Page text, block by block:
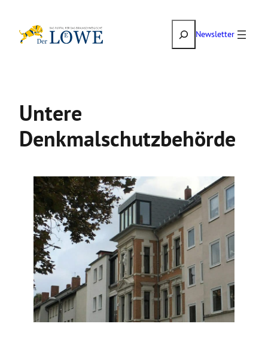
Inhalt
SuchenNewsletter
Untere
Denkmalschutzbehörde